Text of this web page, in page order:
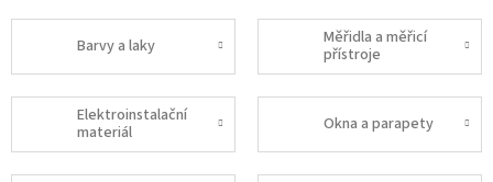
Barvy a laky
Měřidla a měřicí
přístroje
Elektroinstalační
materiál
Okna a parapety